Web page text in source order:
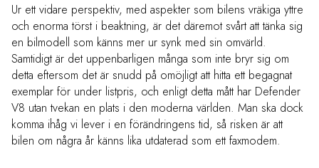
Ur ett vidare perspektiv, med aspekter som bilens vräkiga yttre
och enorma törst i beaktning, är det däremot svårt att tänka sig
en bilmodell som känns mer ur synk med sin omvärld.
Samtidigt är det uppenbarligen många som inte bryr sig om
detta eftersom det är snudd på omöjligt att hitta ett begagnat
exemplar för under listpris, och enligt detta mått har Defender
V8 utan tvekan en plats i den moderna världen. Man ska dock
komma ihåg vi lever i en förändringens tid, så risken är att
bilen om några år känns lika utdaterad som ett faxmodem.